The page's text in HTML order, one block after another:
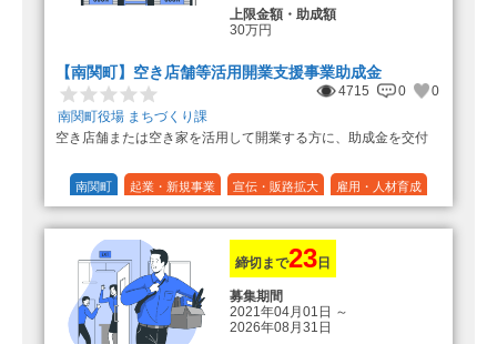
上限金額・助成額
30万円
【南関町】空き店舗等活用開業支援事業助成金
4715 0
0
南関町役場 まちづくり課
空き店舗または空き家を活用して開業する方に、助成金を交付
南関町 起業・新規事業 宣伝・販路拡大 雇用・人材育成
1/3 (33%)
締切まで23日
募集期間
2021年04月01日 ～
2026年08月31日